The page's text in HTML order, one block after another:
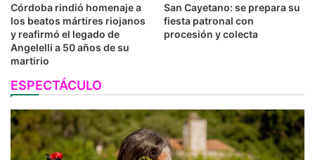
Córdoba rindió homenaje a
los beatos mártires riojanos
y reafirmó el legado de
Angelelli a 50 años de su
martirio
San Cayetano: se prepara su
fiesta patronal con
procesión y colecta
ESPECTÁCULO